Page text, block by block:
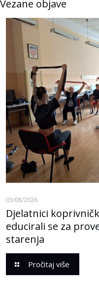
Vezane objave
03/08/2026
Djelatnici
educirali se za
starenja
Pročitaj više